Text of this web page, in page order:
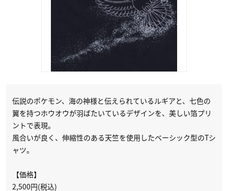
伝説のポケモン、海の神様と伝えられているルギアと、七色の
翼を持つホウオウが羽ばたいているデザインを、美しい箔プリ
ントで表現。
風合いが良く、伸縮性のある天竺を使用したベーシック型のTシ
ャツ。
【価格】
2,500円(税込)